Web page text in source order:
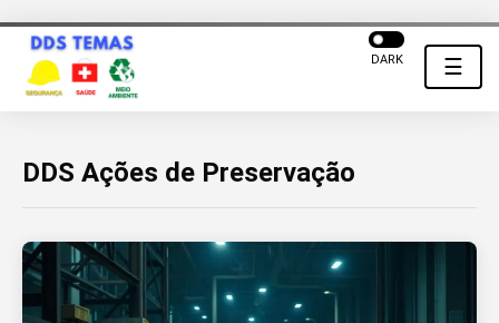
☰
DARK
DDS Ações de Preservação